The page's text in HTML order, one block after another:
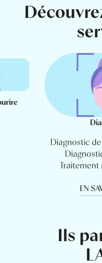
Diagnostic
Traitement
EN
Ils